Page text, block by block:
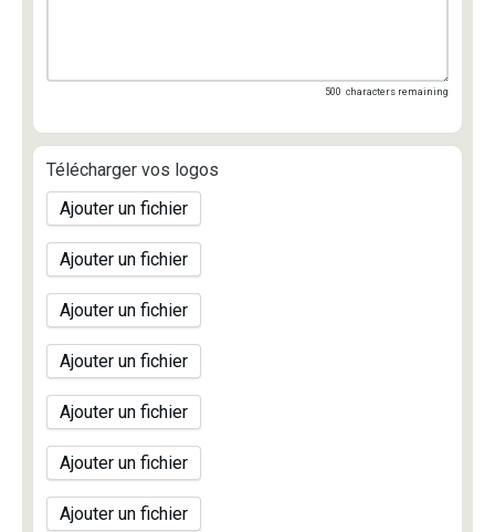
500 characters remaining
Télécharger vos logos
Ajouter un fichier
Ajouter un fichier
Ajouter un fichier
Ajouter un fichier
Ajouter un fichier
Ajouter un fichier
Ajouter un fichier